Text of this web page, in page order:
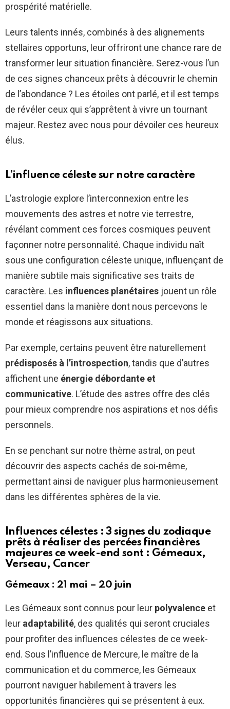
prospérité matérielle.
Leurs talents innés, combinés à des alignements
stellaires opportuns, leur offriront une chance rare de
transformer leur situation financière. Serez-vous l’un
de ces signes chanceux prêts à découvrir le chemin
de l’abondance ? Les étoiles ont parlé, et il est temps
de révéler ceux qui s’apprêtent à vivre un tournant
majeur. Restez avec nous pour dévoiler ces heureux
élus.
L’influence céleste sur notre caractère
L’astrologie explore l’interconnexion entre les
mouvements des astres et notre vie terrestre,
révélant comment ces forces cosmiques peuvent
façonner notre personnalité. Chaque individu naît
sous une configuration céleste unique, influençant de
manière subtile mais significative ses traits de
caractère. Les influences planétaires jouent un rôle
essentiel dans la manière dont nous percevons le
monde et réagissons aux situations.
Par exemple, certains peuvent être naturellement
prédisposés à l’introspection, tandis que d’autres
affichent une énergie débordante et
communicative. L’étude des astres offre des clés
pour mieux comprendre nos aspirations et nos défis
personnels.
En se penchant sur notre thème astral, on peut
découvrir des aspects cachés de soi-même,
permettant ainsi de naviguer plus harmonieusement
dans les différentes sphères de la vie.
Influences célestes : 3 signes du zodiaque
prêts à réaliser des percées financières
majeures ce week-end sont : Gémeaux,
Verseau, Cancer
Gémeaux : 21 mai – 20 juin
Les Gémeaux sont connus pour leur polyvalence et
leur adaptabilité, des qualités qui seront cruciales
pour profiter des influences célestes de ce week-
end. Sous l’influence de Mercure, le maître de la
communication et du commerce, les Gémeaux
pourront naviguer habilement à travers les
opportunités financières qui se présentent à eux.